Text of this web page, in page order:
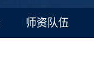
师资队伍